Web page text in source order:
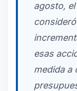
agosto,
esas
medida a